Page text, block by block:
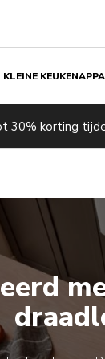
KLEINE
30% korting